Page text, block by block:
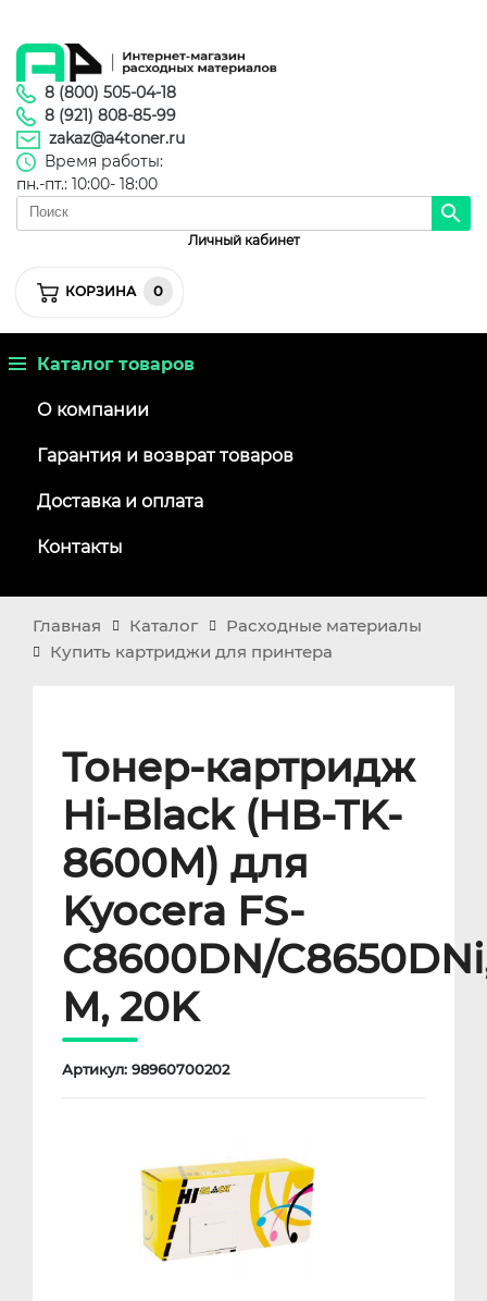
8 (800) 505-04-18
8 (921) 808-85-99
zakaz@a4toner.ru
Время работы:
пн.-пт.: 10:00- 18:00
Личный кабинет
КОРЗИНА 0
Каталог товаров
О компании
Гарантия и возврат товаров
Доставка и оплата
Контакты
Главная Каталог
Расходные материалы
Купить картриджи для принтера
Тонер-картридж
Hi-Black (HB-TK-
8600M) для
Kyocera FS-
C8600DN/
M, 20K
Артикул: 98960700202